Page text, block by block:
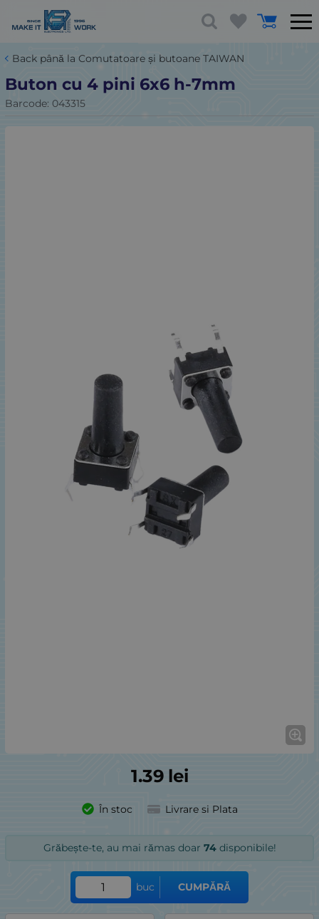
Back până la Comutatoare și butoane TAIWAN
Buton cu 4 pini 6x6 h-7mm
Barcode: 043315
1.39 lei
În stoc Livrare si Plata
Grăbește-te, au mai rămas doar 74disponibile!
buc CUMPĂRĂ